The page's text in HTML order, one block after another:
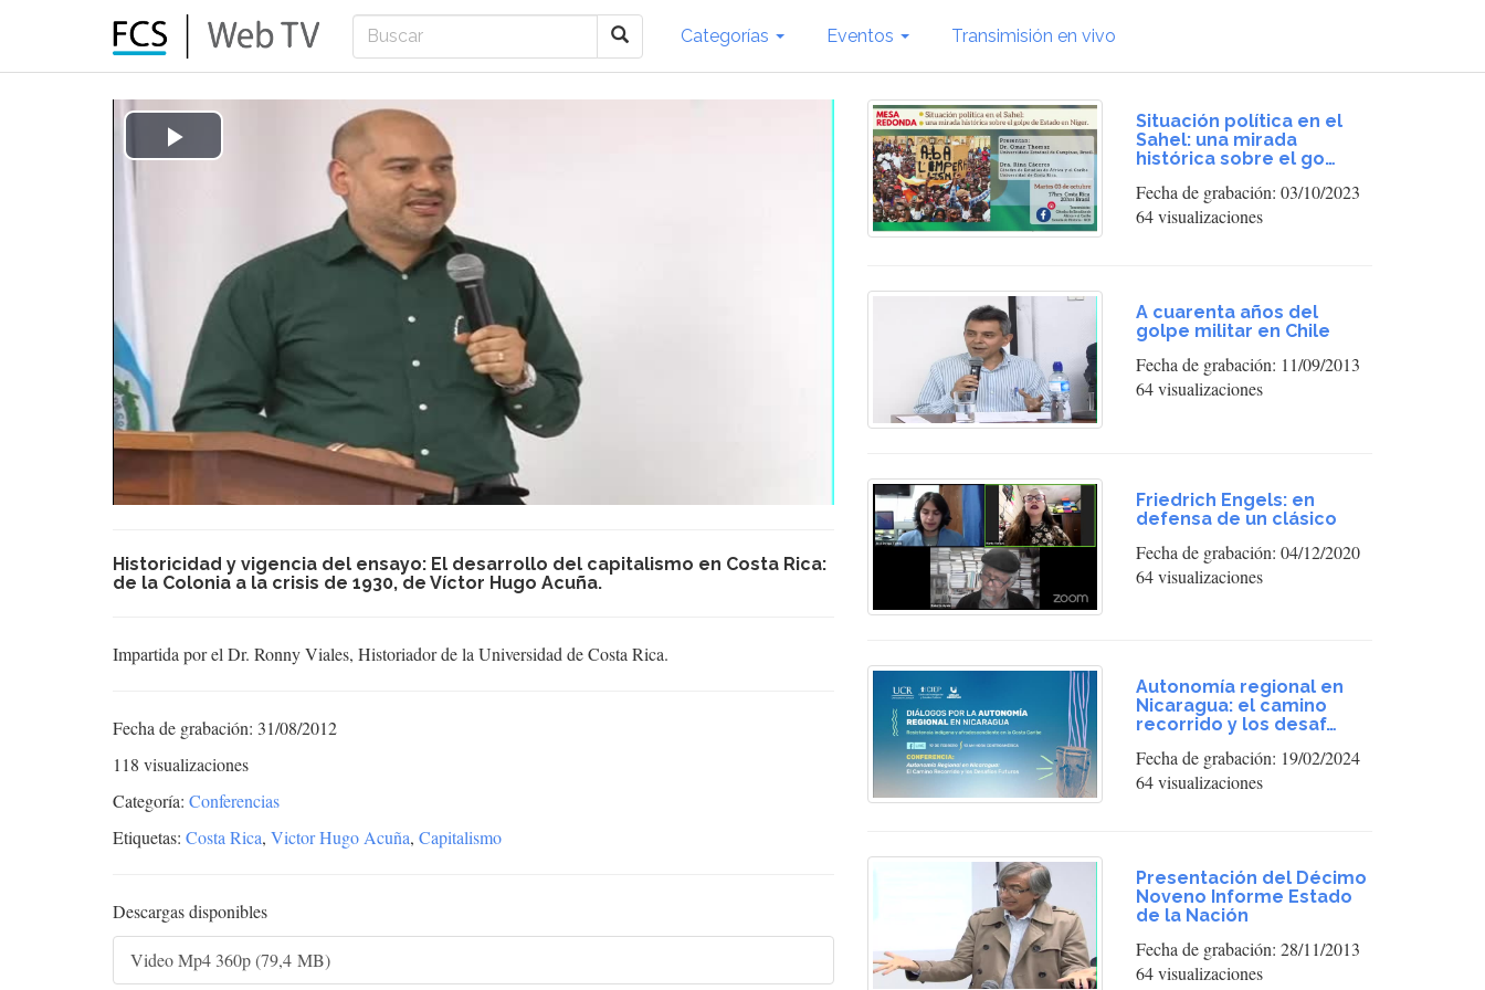
Categorías Eventos Transimisión en vivo
Play
Historicidad y vigencia del ensayo: El desarrollo del capitalismo en Costa Rica:
de la Colonia a la crisis de 1930, de Víctor Hugo Acuña.
Impartida por el Dr. Ronny Viales, Historiador de la Universidad de Costa Rica.
Fecha de grabación: 31/08/2012
118 visualizaciones
Categoría: Conferencias
Etiquetas: Costa Rica, Victor Hugo Acuña, Capitalismo
Descargas disponibles
Video Mp4 360p (79,4 MB)
Situación política en el
Sahel: una mirada
histórica sobre el go…
Fecha de grabación: 03/10/2023
64 visualizaciones
A cuarenta años del
golpe militar en Chile
Fecha de grabación: 11/09/2013
64 visualizaciones
Friedrich Engels: en
defensa de un clásico
Fecha de grabación: 04/12/2020
64 visualizaciones
Autonomía regional en
Nicaragua: el camino
recorrido y los desaf…
Fecha de grabación: 19/02/2024
64 visualizaciones
Presentación del Décimo
Noveno Informe Estado
de la Nación
Fecha de grabación: 28/11/2013
64 visualizaciones